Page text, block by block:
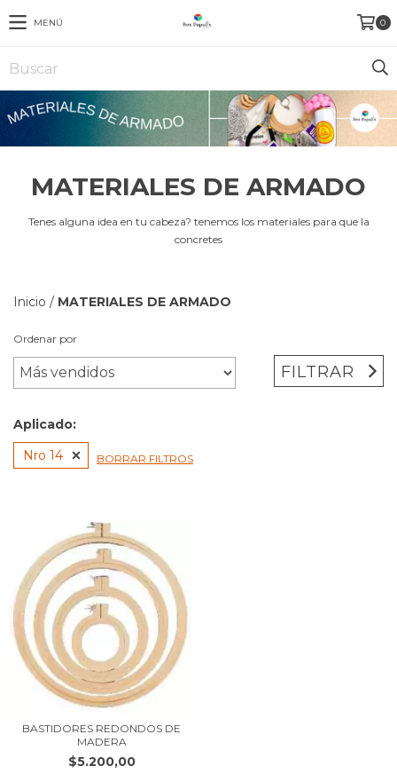
MENÚ 0
MATERIALES DE ARMADO
Tenes alguna idea en tu cabeza? tenemos los materiales para que la
concretes
Inicio / MATERIALES DE ARMADO
Ordenar por
FILTRAR
Aplicado:
Nro 14
BORRAR FILTROS
BASTIDORES REDONDOS DE
MADERA
$5.200,00